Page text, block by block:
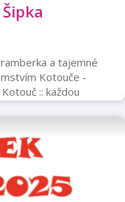
a tajemné
Kotouče -
:: každou
do 16 hod. :: cena
Šipka Hledací
v prostorách
na náměstí ve
PRAVĚKU Jeskyně
muzea a
w ...